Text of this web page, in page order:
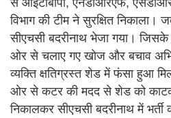
से आईटीबीपी, एनडीआरएफ,
विभाग की टीम ने सुरक्षित
सीएचसी बदरीनाथ भेजा गया। जिसके
ओर से चलाए गए खोज और बचाव
व्यक्ति क्षतिग्रस्त शेड में फंसा हुआ
ओर से कटर की मदद से शेड को
निकालकर सीएचसी बदरीनाथ में भर्ती